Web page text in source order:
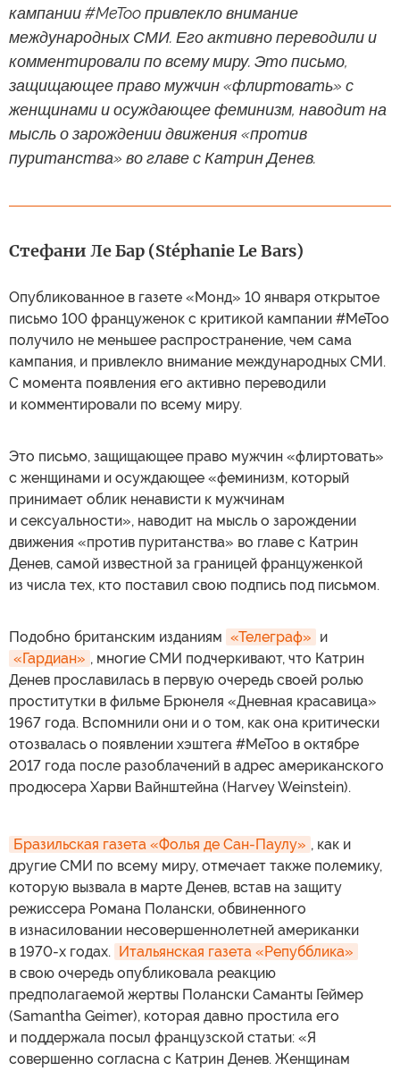
кампании #MeToo привлекло внимание
международных СМИ. Его активно переводили и
комментировали по всему миру. Это письмо,
защищающее право мужчин «флиртовать» с
женщинами и осуждающее феминизм, наводит на
мысль о зарождении движения «против
пуританства» во главе с Катрин Денев.
Стефани Ле Бар (Stéphanie Le Bars)
Опубликованное в газете «Монд» 10 января открытое
письмо 100 француженок с критикой кампании #MeToo
получило не меньшее распространение, чем сама
кампания, и привлекло внимание международных СМИ.
С момента появления его активно переводили
и комментировали по всему миру.
Это письмо, защищающее право мужчин «флиртовать»
с женщинами и осуждающее «феминизм, который
принимает облик ненависти к мужчинам
и сексуальности», наводит на мысль о зарождении
движения «против пуританства» во главе с Катрин
Денев, самой известной за границей француженкой
из числа тех, кто поставил свою подпись под письмом.
Подобно британским изданиям «Телеграф» и
«Гардиан» , многие СМИ подчеркивают, что Катрин
Денев прославилась в первую очередь своей ролью
проститутки в фильме Брюнеля «Дневная красавица»
1967 года. Вспомнили они и о том, как она критически
отозвалась о появлении хэштега #MeToo в октябре
2017 года после разоблачений в адрес американского
продюсера Харви Вайнштейна (Harvey Weinstein).
Бразильская газета «Фолья де Сан-Паулу» , как и
другие СМИ по всему миру, отмечает также полемику,
которую вызвала в марте Денев, встав на защиту
режиссера Романа Полански, обвиненного
в изнасиловании несовершеннолетней американки
в 1970-х годах. Итальянская газета «Репубблика»
в свою очередь опубликовала реакцию
предполагаемой жертвы Полански Саманты Геймер
(Samantha Geimer), которая давно простила его
и поддержала посыл французской статьи: «Я
совершенно согласна с Катрин Денев. Женщинам